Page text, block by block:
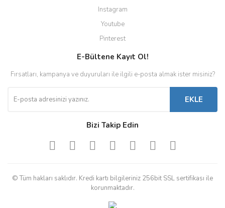
Instagram
Youtube
Pinterest
E-Bültene Kayıt Ol!
Fırsatları, kampanya ve duyuruları ile ilgili e-posta almak ister misiniz?
EKLE
Bizi Takip Edin
© Tüm hakları saklıdır. Kredi kartı bilgileriniz 256bit SSL sertifikası ile
korunmaktadır.